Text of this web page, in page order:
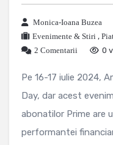
Monica-Ioana Buzea
Evenimente & Stiri ,
2 Comentarii
0
Pe 16-17 iulie 2024,
Day, dar acest
abonatilor Prime are
performantei